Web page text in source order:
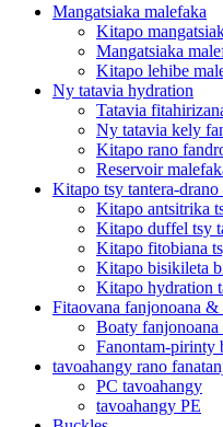
Mangatsiaka malefaka
Kitapo
Mangatsiaka
Kitapo lehibe
Ny tatavia hydration
Tatavia
Ny tatavia kely
Kitapo rano
Reservoir
Kitapo tsy tantera-
Kitapo antsitrika
Kitapo duffel tsy
Kitapo fitobiana
Kitapo bisikileta
Kitapo hydration
Fitaovana fanjonoana &
Boaty fanjonoana
Fanontam-pirinty
tavoahangy rano
PC tavoahangy
tavoahangy PE